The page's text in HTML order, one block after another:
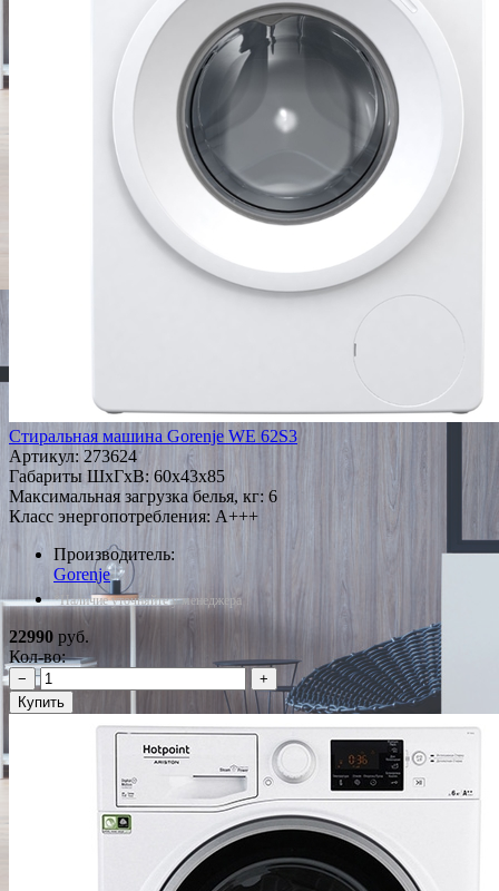
Стиральная машина Gorenje WE 62S3
Артикул: 273624
Габариты ШxГxВ: 60x43x85
Максимальная загрузка белья, кг: 6
Класс энергопотребления: A+++
Производитель:
Gorenje
*Наличие уточняйте у менеджера
22990 руб.
Кол-во:
−
+
Купить